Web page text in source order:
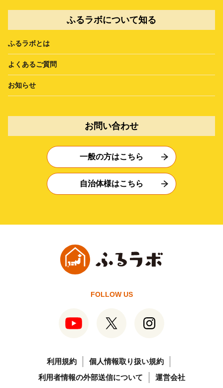
ふるラボについて知る
ふるラボとは
よくあるご質問
お知らせ
お問い合わせ
一般の方はこちら
自治体様はこちら
FOLLOW US
利用規約
個人情報取り扱い規約
利用者情報の外部送信について
運営会社